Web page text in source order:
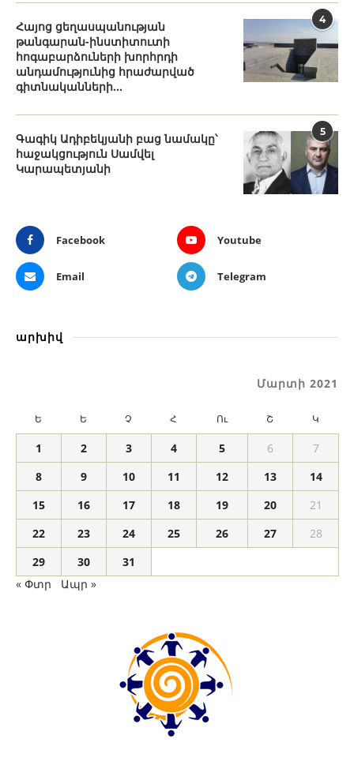
4
Հայոց ցեղասպանության
թանգարան-ինստիտուտի
հոգաբարձուների խորհրդի
անդամությունից հրաժարված
գիտնականների...
5
Գագիկ Ադիբեկյանի բաց նամակը՝
հաջակցություն Սամվել
Կարապետյանի
Facebook Youtube
Email Telegram
արխիվ
Մարտի 2021
Ե Ե Չ Հ Ու Շ Կ
1 2 3 4 5 6
7
8
9 10 11 12 13
14
15
16 17 18 19 20
21
22
23 24 25 26 27
28
29
30
31
« Փտր
Ապր »